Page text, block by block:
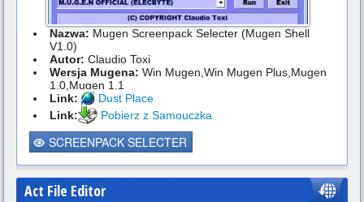
Nazwa: Mugen Screenpack Selecter (Mugen Shell
V1.0)
Autor: Claudio Toxi
Wersja Mugena: Win Mugen,Win Mugen Plus,Mugen
1.0,Mugen 1.1
Link:
Dust Place
Link:
Pobierz z Samouczka
SCREENPACK SELECTER
Act File Editor